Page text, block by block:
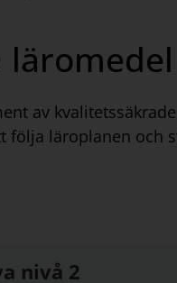
av
läroplanen och
nivå 2